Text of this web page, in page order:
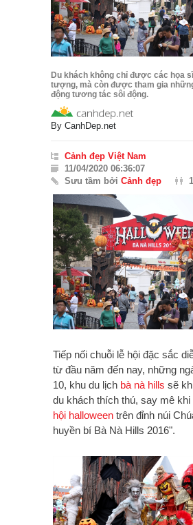
Du khách không chỉ được các họa
tượng, mà còn được tham gia
động tương tác sôi động.
By CanhDep.net
Cảnh đẹp Việt Nam
11/04/2020 06:36:07
Sưu tầm bởi Cảnh đẹp
Tiếp nối chuỗi lễ hội đặc sắc
từ đầu năm đến nay, những
10, khu du lịch bà nà hills sẽ
du khách thích thú, say mê
hội halloween trên đỉnh núi
huyền bí Bà Nà Hills 2016".